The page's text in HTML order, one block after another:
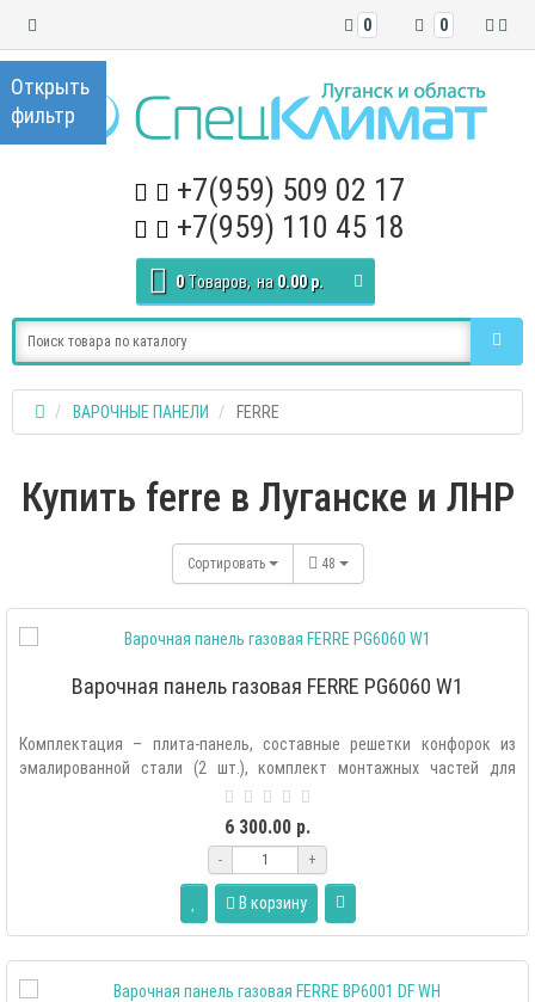
0
0
+7(959) 509 02 17
+7(959) 110 45 18
0 Tоваров, на 0.00 р.
ВАРОЧНЫЕ ПАНЕЛИ FERRE
Купить ferre в Луганске и ЛНР
Сортировать 48
Варочная панель газовая FERRE PG6060 W1
Комплектация – плита-панель, составные решетки конфорок из
эмалированной стали (2 шт.), комплект монтажных частей для
6 300.00 р.
- +
В корзину